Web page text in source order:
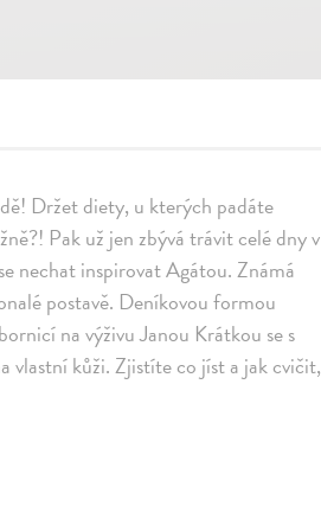
Držet diety, u kterých padáte
Pak už jen zbývá trávit celé dny v
nechat inspirovat Agátou. Známá
postavě. Deníkovou formou
na výživu Janou Krátkou se s
vlastní kůži. Zjistíte co jíst a jak cvičit,